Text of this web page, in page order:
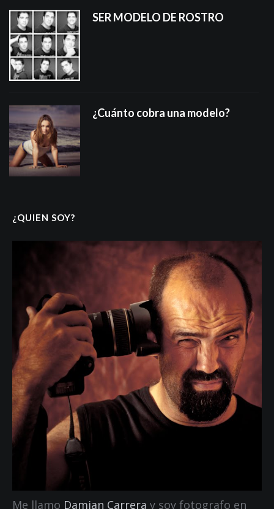
SER MODELO DE ROSTRO
¿Cuánto cobra una modelo?
¿QUIEN SOY?
Me llamo Damian Carrera y soy fotografo en